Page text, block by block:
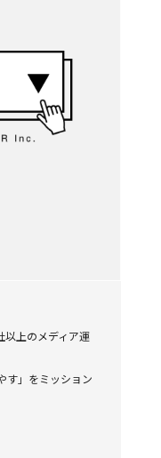
以上のメディア運
す」をミッション